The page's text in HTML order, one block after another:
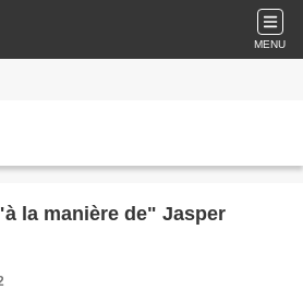
MENU
la manière de" Jasper